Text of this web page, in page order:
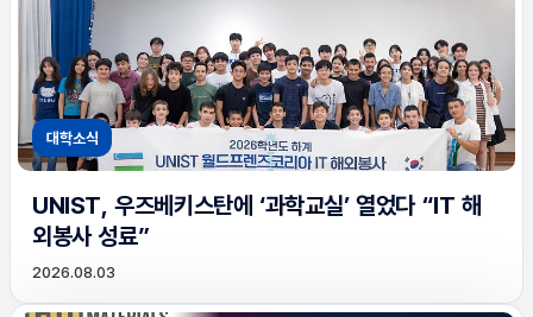
대학소식
UNIST, 우즈베키스탄에 ‘과학교실’ 열었다 “IT 해
외봉사 성료”
2026.08.03